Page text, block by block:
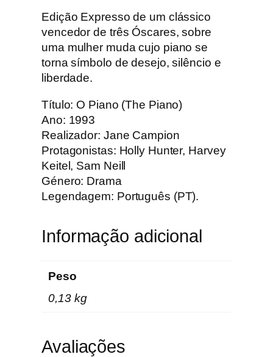
n
o
Edição Expresso de um clássico
vencedor de três Óscares, sobre
uma mulher muda cujo piano se
torna símbolo de desejo, silêncio e
liberdade.
Título: O Piano (The Piano)
Ano: 1993
Realizador: Jane Campion
Protagonistas: Holly Hunter, Harvey
Keitel, Sam Neill
Género: Drama
Legendagem: Português (PT).
Informação adicional
Peso
0,13 kg
Avaliações